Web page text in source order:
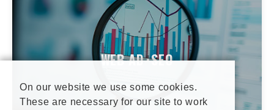
WEB AD･SEO
On our website we use some cookies.
These are necessary for our site to work